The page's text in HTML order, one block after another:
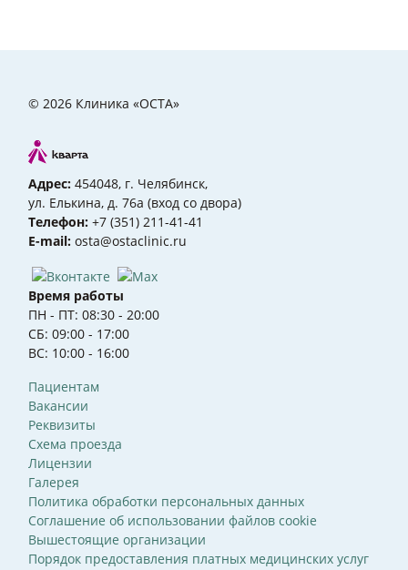
© 2026 Клиника «ОСТА»
Адрес: 454048, г. Челябинск,
ул. Елькина, д. 76а (вход со двора)
Телефон: +7 (351) 211-41-41
Е-mail: osta@ostaclinic.ru
Время работы
ПН - ПТ: 08:30 - 20:00
СБ: 09:00 - 17:00
ВС: 10:00 - 16:00
Пациентам
Вакансии
Реквизиты
Схема проезда
Лицензии
Галерея
Политика обработки персональных данных
Соглашение об использовании файлов cookie
Вышестоящие организации
Порядок предоставления платных медицинских услуг